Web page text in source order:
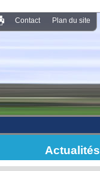
Contact Plan du site
Actualités